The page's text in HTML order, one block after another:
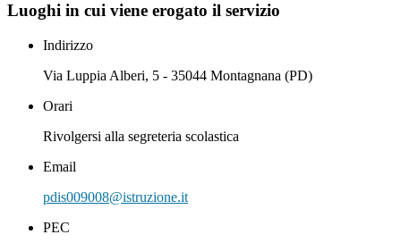
Luoghi in cui viene erogato il servizio
Indirizzo
Via Luppia Alberi, 5 - 35044 Montagnana (PD)
Orari
Rivolgersi alla segreteria scolastica
Email
pdis009008@istruzione.it
PEC